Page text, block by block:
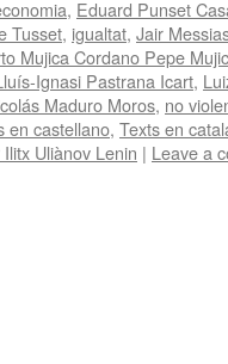
, Eduard Punset
Tusset, igualtat, Jair
Mujica Cordano Pepe
Ignasi Pastrana Icart,
Maduro Moros, no
en castellano, Texts en
Uliànov Lenin | Leave a